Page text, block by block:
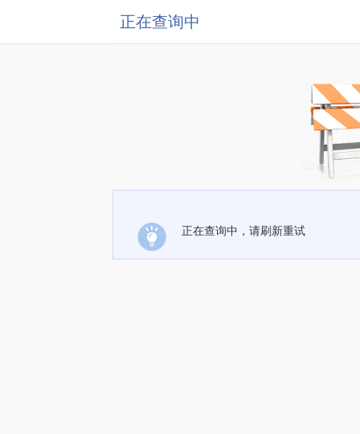
正在查询中
正在查询中，请刷新重试